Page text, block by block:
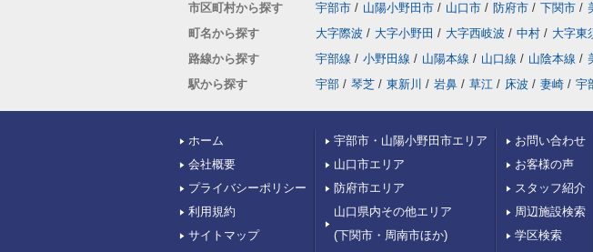
市区町村から探す 宇部市 / 山陽小野田市 / 山口市 / 防府市 / 下関市 /
町名から探す
大字際波 / 大字小野田 / 大字西岐波 / 中村 / 大字東
路線から探す
宇部線 / 小野田線 / 山陽本線 / 山口線 / 山陰本線 /
駅から探す
宇部 / 琴芝 / 東新川 / 岩鼻 / 草江 / 床波 / 妻崎 / 宇
ホーム
会社概要
プライバシーポリシー
利用規約
サイトマップ
宇部市・山陽小野田市エリア
山口市エリア
防府市エリア
山口県内その他エリア
(下関市・周南市ほか)
お問い合わせ
お客様の声
スタッフ紹介
周辺施設検索
学区検索